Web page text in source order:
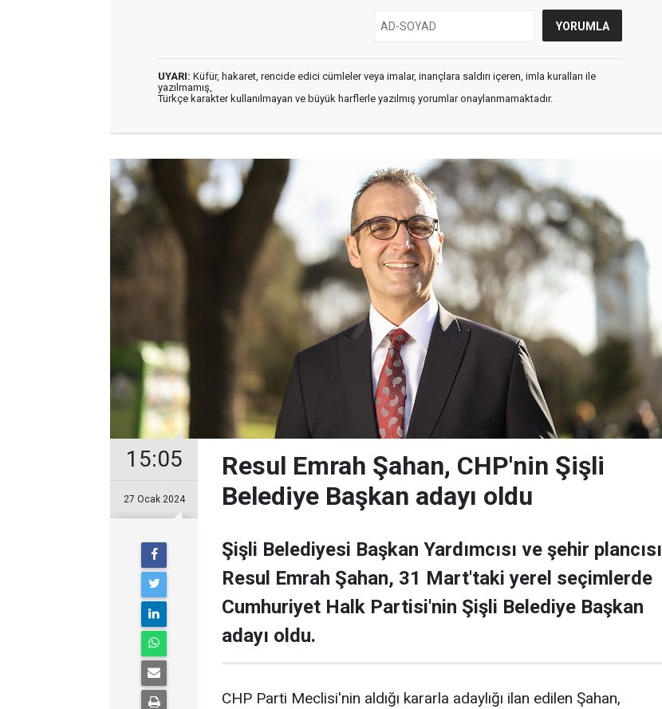
UYARI: Küfür, hakaret, rencide edici cümleler veya imalar, inançlara saldırı içeren, imla kuralları ile
yazılmamış,
Türkçe karakter kullanılmayan ve büyük harflerle yazılmış yorumlar onaylanmamaktadır.
15:05
27 Ocak 2024
Resul Emrah Şahan, CHP'nin Şişli
Belediye Başkan adayı oldu
Şişli Belediyesi Başkan Yardımcısı ve şehir plancısı
Resul Emrah Şahan, 31 Mart'taki yerel seçimlerde
Cumhuriyet Halk Partisi'nin Şişli Belediye Başkan
adayı oldu.
CHP Parti Meclisi'nin aldığı kararla adaylığı ilan edilen Şahan,